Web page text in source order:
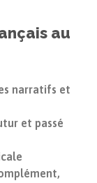
au
narratifs et
et passé